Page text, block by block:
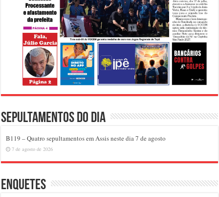
Sepultamentos do dia
B119 – Quatro sepultamentos em Assis neste dia 7 de agosto
7 de agosto de 2026
Enquetes